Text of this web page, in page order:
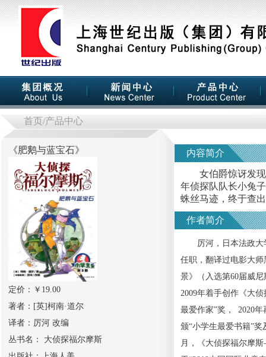
首页/产品中心
《 肥鹅与蓝宝石》
定价：￥ 19.00
著者： [英]柯南·道尔
译者： 厉河 改编
丛书名： 大侦探福尔摩斯
内容简介
女伯爵惊讶发现
年侦探队队长小兔
蛛丝马迹，终于查
作者简介
厉河，日本法政大学
任职，翻译过电影大
景》（入选第60届威
2009年着手创作《大
最爱作家”奖， 2020
颁“小学生最爱书籍”
月，《大侦探福尔摩